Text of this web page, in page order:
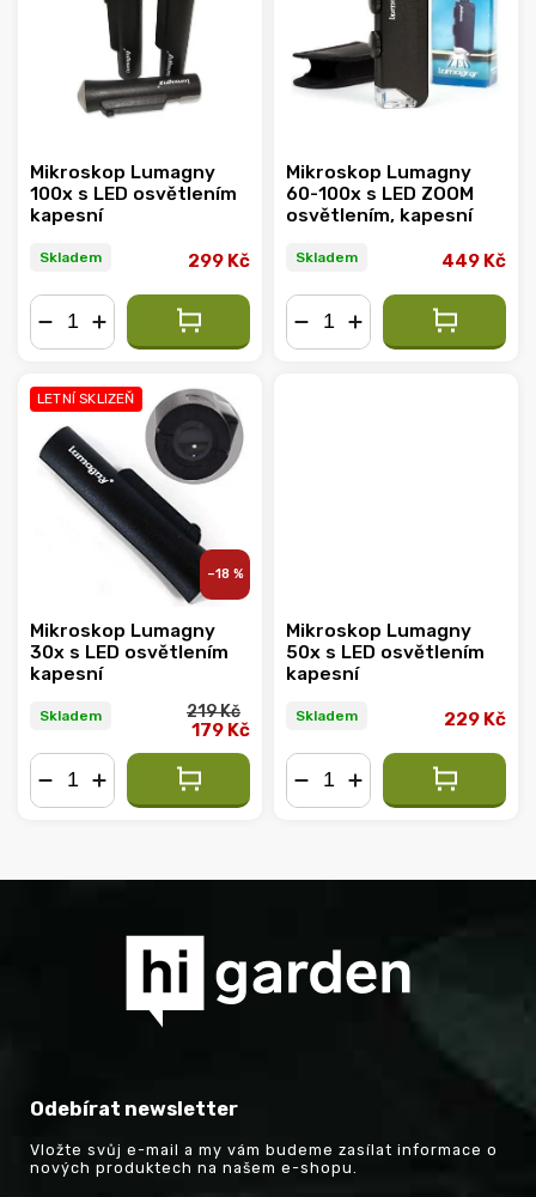
Abecedně
Mikroskop Lumagny
100x s LED osvětlením
kapesní
Skladem 299 Kč
Mikroskop Lumagny
60-100x s LED ZOOM
osvětlením, kapesní
Skladem 449 Kč
LETNÍ SKLIZEŇ
–18 %
Mikroskop Lumagny
30x s LED osvětlením
kapesní
Skladem 219 Kč
179 Kč
Mikroskop Lumagny
50x s LED osvětlením
kapesní
Skladem 229 Kč
Odebírat newsletter
Vložte svůj e-mail a my vám budeme zasílat informace o
nových produktech na našem e-shopu.